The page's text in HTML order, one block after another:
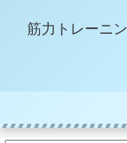
筋力トレーニ